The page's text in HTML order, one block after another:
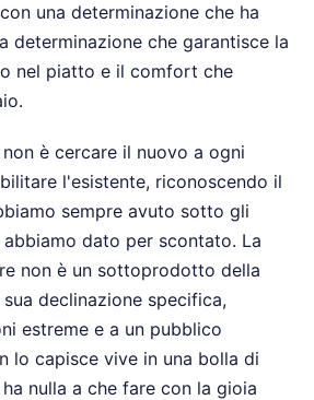
una determinazione che ha
determinazione che garantisce la
nel piatto e il comfort che
è cercare il nuovo a ogni
l'esistente, riconoscendo il
sempre avuto sotto gli
dato per scontato. La
non è un sottoprodotto della
declinazione specifica,
estreme e a un pubblico
lo capisce vive in una bolla di
nulla a che fare con la gioia